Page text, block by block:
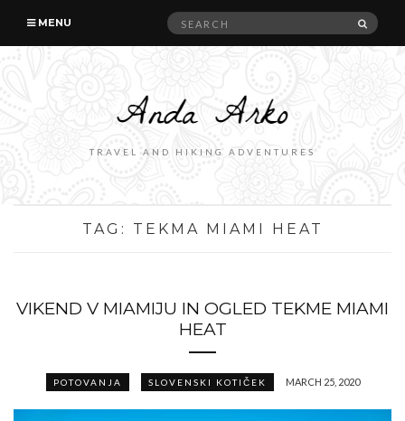
MENU
Search
TRAVEL AND HIKING ADVENTURES
TAG: TEKMA MIAMI HEAT
VIKEND V MIAMIJU IN OGLED TEKME MIAMI
HEAT
POTOVANJA SLOVENSKI KOTIČEK MARCH 25, 2020